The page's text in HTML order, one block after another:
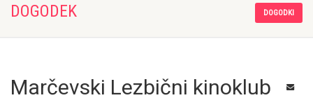
DOGODEK DOGODKI
Marčevski Lezbični kinoklub